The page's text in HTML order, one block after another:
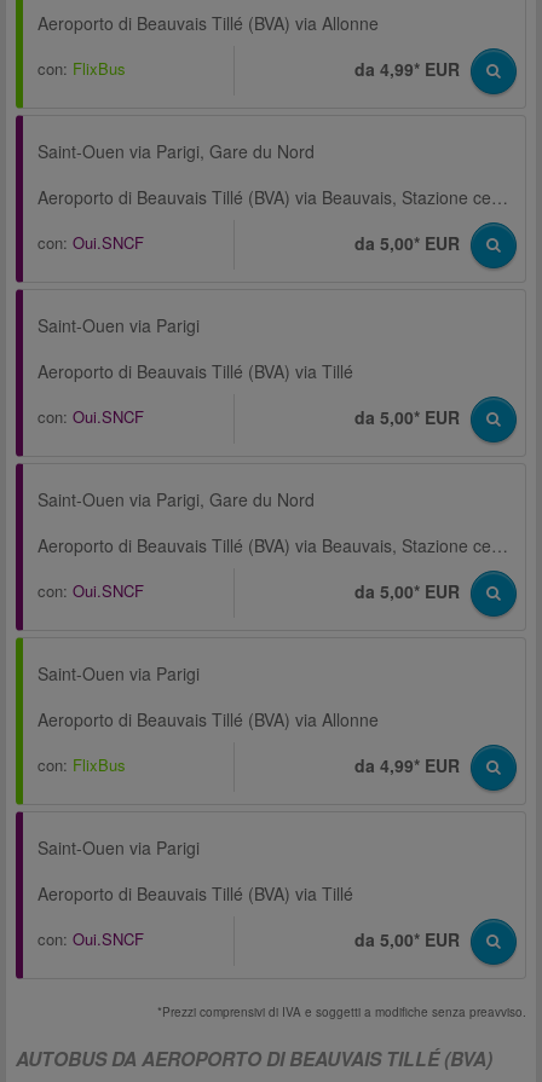
Aeroporto di Beauvais Tillé (BVA) via Allonne
con: FlixBus da 4,99* EUR
Saint-Ouen via Parigi, Gare du Nord
Aeroporto di Beauvais Tillé (BVA) via Beauvais, Stazione centrale
con: Oui.SNCF da 5,00* EUR
Saint-Ouen via Parigi
Aeroporto di Beauvais Tillé (BVA) via Tillé
con: Oui.SNCF da 5,00* EUR
Saint-Ouen via Parigi, Gare du Nord
Aeroporto di Beauvais Tillé (BVA) via Beauvais, Stazione centrale
con: Oui.SNCF da 5,00* EUR
Saint-Ouen via Parigi
Aeroporto di Beauvais Tillé (BVA) via Allonne
con: FlixBus da 4,99* EUR
Saint-Ouen via Parigi
Aeroporto di Beauvais Tillé (BVA) via Tillé
con: Oui.SNCF da 5,00* EUR
*Prezzi comprensivi di IVA e soggetti a modifiche senza preavviso.
AUTOBUS DA AEROPORTO DI BEAUVAIS TILLÉ (BVA)